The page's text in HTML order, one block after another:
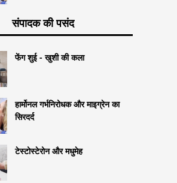
संपादक की पसंद
फेंग शुई - खुशी की कला
हार्मोनल गर्भनिरोधक और माइग्रेन का
सिरदर्द
टेस्टोस्टेरोन और मधुमेह